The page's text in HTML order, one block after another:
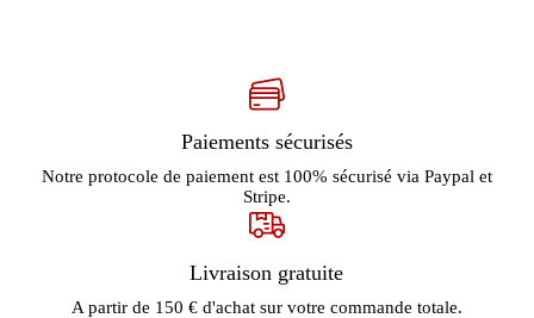
Paiements sécurisés
Notre protocole de paiement est 100% sécurisé via Paypal et
Stripe.
Livraison gratuite
A partir de 150 € d'achat sur votre commande totale.